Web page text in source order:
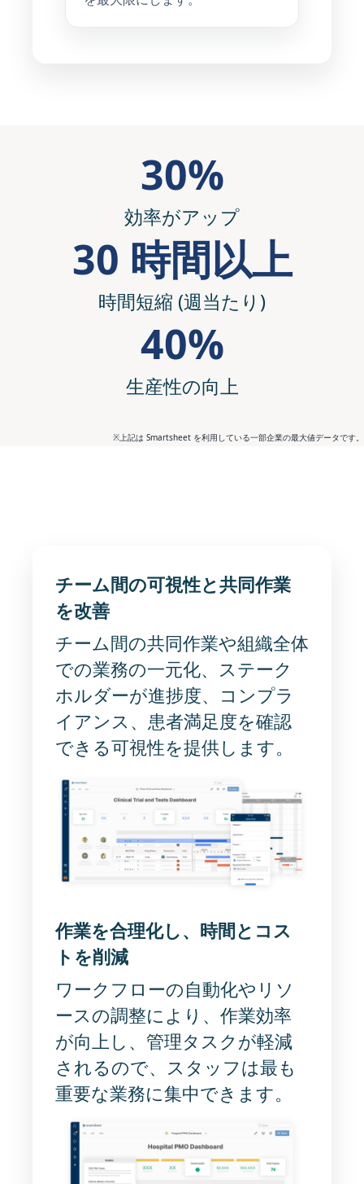
30%
効率がアップ
30 時間以上
時間短縮 (週当たり)
40%
生産性の向上
※上記は Smartsheet を利用している一部企業の最大値データです。
チーム間の可視性と共同作業
を改善
チーム間の共同作業や組織全体
での業務の一元化、ステーク
ホルダーが進捗度、コンプラ
イアンス、患者満足度を確認
できる可視性を提供します。
作業を合理化し、時間とコス
トを削減
ワークフローの自動化やリソ
ースの調整により、作業効率
が向上し、管理タスクが軽減
されるので、スタッフは最も
重要な業務に集中できます。